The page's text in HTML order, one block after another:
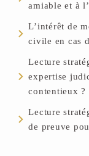
amiable et à
L’intérêt de
civile en cas
Lecture
expertise
contentieux ?
Lecture
de preuve